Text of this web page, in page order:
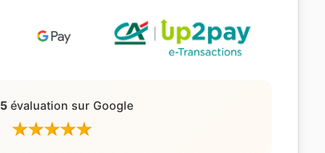
évaluation sur Google